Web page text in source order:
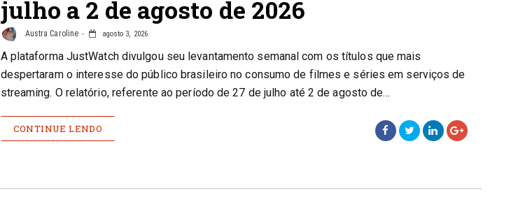
julho a 2 de agosto de 2026
Austra Caroline agosto 3, 2026
A plataforma JustWatch divulgou seu levantamento semanal com os títulos que mais
despertaram o interesse do público brasileiro no consumo de filmes e séries em serviços de
streaming. O relatório, referente ao período de 27 de julho até 2 de agosto de…
CONTINUE LENDO